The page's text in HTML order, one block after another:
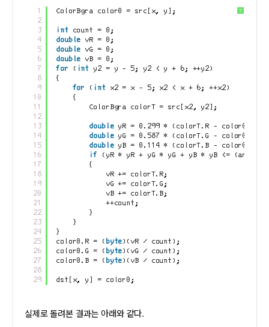
?
1
2
3
4
5
6
7
8
9
10
11
12
13
14
15
16
17
18
19
20
21
22
23
24
25
26
27
28
29
ColorBgra color0 = src[x, y];
int count = 0;
double vR = 0;
double vG = 0;
double vB = 0;
for
( int y2 = y - 5; y2 < y + 6; ++y2)
{
for
( int x2 = x - 5; x2 < x + 6; ++x2)
{
ColorBgra colorT = src[x2, y2];
double yR = 0.299 * (colorT.R - color0.R);
double yG = 0.587 * (colorT.G - color0.G);
double yB = 0.114 * (colorT.B - color0.B);
if
(yR * yR + yG * yG + yB * yB <= (amount
{
vR += colorT.R;
vG += colorT.G;
vB += colorT.B;
++count;
}
}
}
color0.R = ( byte)(vR / count);
color0.G = ( byte)(vG / count);
color0.B = ( byte)(vB / count);
dst[x, y] = color0;
실제로 돌려본 결과는 아래와 같다.